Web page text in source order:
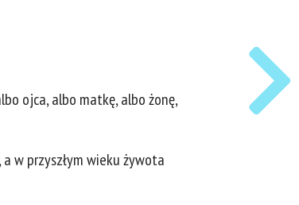
ojca, albo matkę, albo żonę,
w przyszłym wieku żywota